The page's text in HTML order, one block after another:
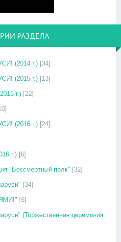
РАЗДЕЛА
(2014 г.) [34]
(2015 г.) [13]
г.) [22]
(2016 г.) [24]
г.) [6]
"Бессмертный полк" [32]
[34]
[6]
(Торжественная церемония